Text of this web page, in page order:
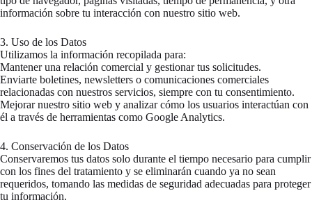
información sobre tu interacción con nuestro sitio web.
3. Uso de los Datos
Utilizamos la información recopilada para:
Mantener una relación comercial y gestionar tus solicitudes.
Enviarte boletines, newsletters o comunicaciones comerciales
relacionadas con nuestros servicios, siempre con tu consentimiento.
Mejorar nuestro sitio web y analizar cómo los usuarios interactúan con
él a través de herramientas como Google Analytics.
4. Conservación de los Datos
Conservaremos tus datos solo durante el tiempo necesario para cumplir
con los fines del tratamiento y se eliminarán cuando ya no sean
requeridos, tomando las medidas de seguridad adecuadas para proteger
tu información.